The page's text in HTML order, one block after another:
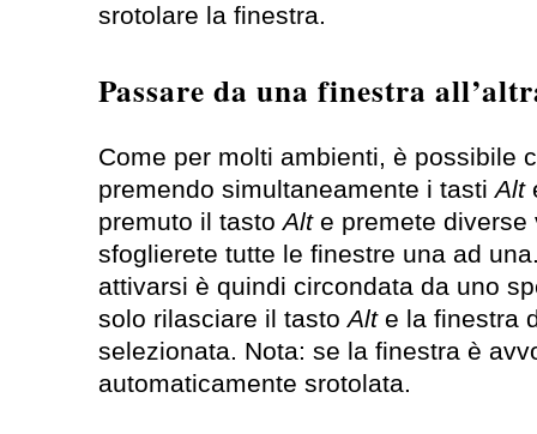
srotolare la finestra.
Passare da una finestra
Come per molti ambienti, è possibile
premendo simultaneamente i tastiAlt
premuto il tastoAlte premete
sfoglierete tutte le finestre una ad
attivarsi è quindi circondata da uno
solo rilasciare il tastoAlte la finestra
selezionata. Nota: se la finestra è
automaticamente srotolata.